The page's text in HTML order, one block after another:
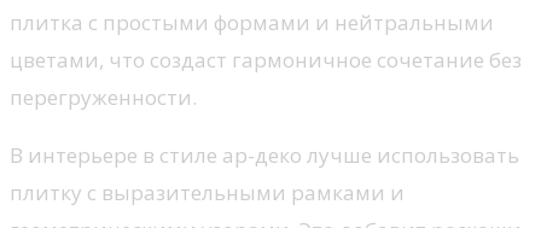
плитка с простыми формами и нейтральными
цветами, что создаст гармоничное сочетание без
перегруженности.
В интерьере в стиле ар-деко лучше использовать
плитку с выразительными рамками и